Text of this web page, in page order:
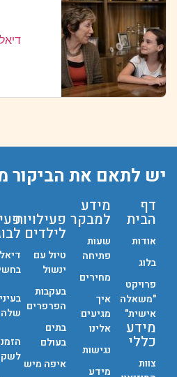
יש לתאם את הביקור
דף
הבית
אודות
בלוג
פרויקט
"משאלה
אישית"
מידע
כללי
צוות
מידע
למבקר
שעות
פתיחה
מחירים
איך
מגיעים
אלינו
נגישות
מידע
פעילויות
לילדים
טיול עם
ינשול
בעקבות
הפרפרים
בתים
בעולם
איפה מיש
דיאלוג
שלה
הזמנה
לשקט